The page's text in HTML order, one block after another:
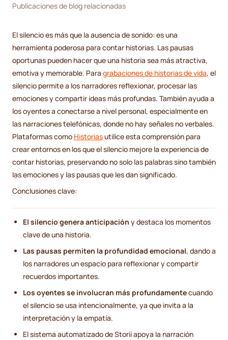
Publicaciones de blog relacionadas
El silencio es más que la ausencia de sonido: es una
herramienta poderosa para contar historias. Las pausas
oportunas pueden hacer que una historia sea más atractiva,
emotiva y memorable. Para grabaciones de historias de vida, el
silencio permite a los narradores reflexionar, procesar las
emociones y compartir ideas más profundas. También ayuda a
los oyentes a conectarse a nivel personal, especialmente en
las narraciones telefónicas, donde no hay señales no verbales.
Plataformas como Historiasutilice esta comprensión para
crear entornos en los que el silencio mejore la experiencia de
contar historias, preservando no solo las palabras sino también
las emociones y las pausas que les dan significado.
Conclusiones clave:
El silencio genera anticipación y destaca los momentos
clave de una historia.
Las pausas permiten la profundidad emocional, dando a
los narradores un espacio para reflexionar y compartir
recuerdos importantes.
Los oyentes se involucran más profundamentecuando
el silencio se usa intencionalmente, ya que invita a la
interpretación y la empatía.
El sistema automatizado de Storii apoya la narración